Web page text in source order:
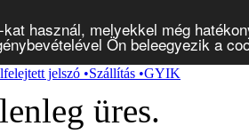
használ, melyekkel még
Ön beleegyezik a
jelszó •Szállítás •GYIK
üres.